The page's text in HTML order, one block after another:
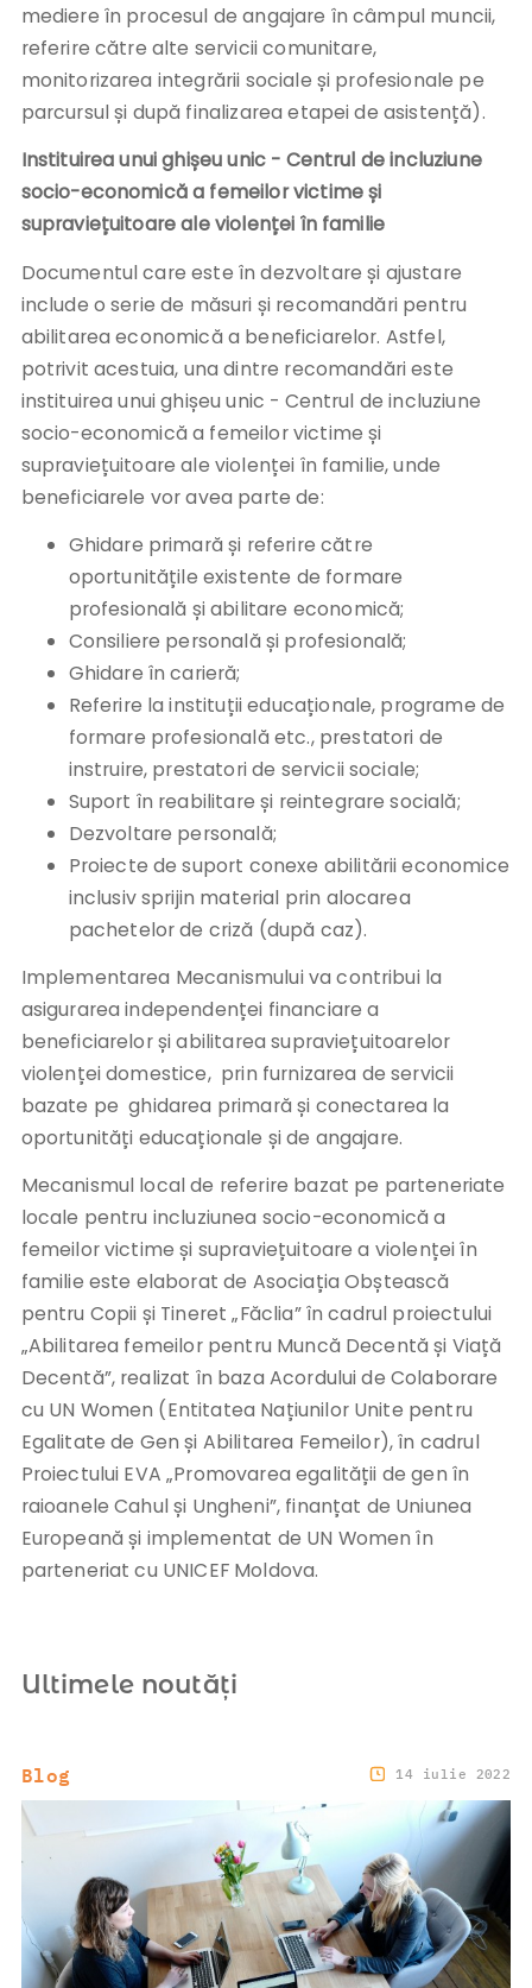
mediere în procesul de angajare în câmpul muncii,
referire către alte servicii comunitare,
monitorizarea integrării sociale și profesionale pe
parcursul și după finalizarea etapei de asistență).
Instituirea unui ghișeu unic - Centrul de incluziune
socio-economică a femeilor victime și
supraviețuitoare ale violenței în familie
Documentul care este în dezvoltare și ajustare
include o serie de măsuri și recomandări pentru
abilitarea economică a beneficiarelor. Astfel,
potrivit acestuia, una dintre recomandări este
instituirea unui ghișeu unic - Centrul de incluziune
socio-economică a femeilor victime și
supraviețuitoare ale violenței în familie, unde
beneficiarele vor avea parte de:
Ghidare primară și referire către
oportunitățile existente de formare
profesională și abilitare economică;
Consiliere personală și profesională;
Ghidare în carieră;
Referire la instituții educaționale, programe de
formare profesională etc., prestatori de
instruire, prestatori de servicii sociale;
Suport în reabilitare și reintegrare socială;
Dezvoltare personală;
Proiecte de suport conexe abilitării economice
inclusiv sprijin material prin alocarea
pachetelor de criză (după caz).
Implementarea Mecanismului va contribui la
asigurarea independenței financiare a
beneficiarelor și abilitarea supraviețuitoarelor
violenței domestice, prin furnizarea de servicii
bazate pe ghidarea primară și conectarea la
oportunități educaționale și de angajare.
Mecanismul local de referire bazat pe parteneriate
locale pentru incluziunea socio-economică a
femeilor victime și supraviețuitoare a violenței în
familie este elaborat de Asociația Obștească
pentru Copii și Tineret „Făclia” în cadrul proiectului
„Abilitarea femeilor pentru Muncă Decentă și Viață
Decentă”, realizat în baza Acordului de Colaborare
cu UN Women (Entitatea Națiunilor Unite pentru
Egalitate de Gen și Abilitarea Femeilor), în cadrul
Proiectului EVA „Promovarea egalității de gen în
raioanele Cahul și Ungheni”, finanțat de Uniunea
Europeană și implementat de UN Women în
parteneriat cu UNICEF Moldova.
Ultimele noutăți
Blog 14 iulie 2022